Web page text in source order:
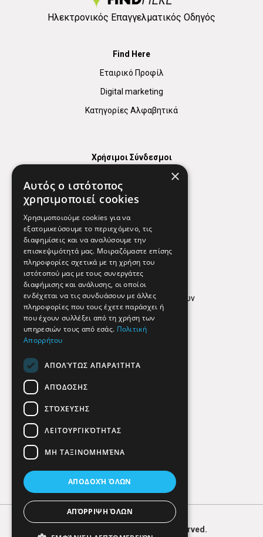
Ηλεκτρονικός Επαγγελματικός Οδηγός
Find Here
Εταιρικό Προφίλ
Digital marketing
Κατηγορίες Αλφαβητικά
Χρήσιμοι Σύνδεσμοι
Χρήσιμα Τηλέφωνα
Εφημερεύοντα Φαρμακεία
Απόρρητο
Όροι Χρήσης
Πολιτική προστασίας δεδομένων
Findhere
Social Media
HERE. All Rights Reserved.
×
Αυτός ο ιστότοπος
χρησιμοποιεί cookies
Χρησιμοποιούμε cookies για να
εξατομικεύσουμε το περιεχόμενο, τις
διαφημίσεις και να αναλύσουμε την
επισκεψιμότητά μας. Μοιραζόμαστε επίσης
πληροφορίες σχετικά με τη χρήση του
ιστότοπού μας με τους συνεργάτες
διαφήμισης και ανάλυσης, οι οποίοι
ενδέχεται να τις συνδυάσουν με άλλες
πληροφορίες που τους έχετε παράσχει ή
που έχουν συλλέξει από τη χρήση των
υπηρεσιών τους από εσάς. Πολιτική
Απορρήτου
ΑΠΟΛΎΤΩΣ ΑΠΑΡΑΊΤΗΤΑ
ΑΠΌΔΟΣΗΣ
ΣΤΌΧΕΥΣΗΣ
ΛΕΙΤΟΥΡΓΙΚΌΤΗΤΑΣ
ΜΗ ΤΑΞΙΝΟΜΗΜΈΝΑ
ΑΠΟΔΟΧΉ ΌΛΩΝ
ΑΠΌΡΡΙΨΗ ΌΛΩΝ